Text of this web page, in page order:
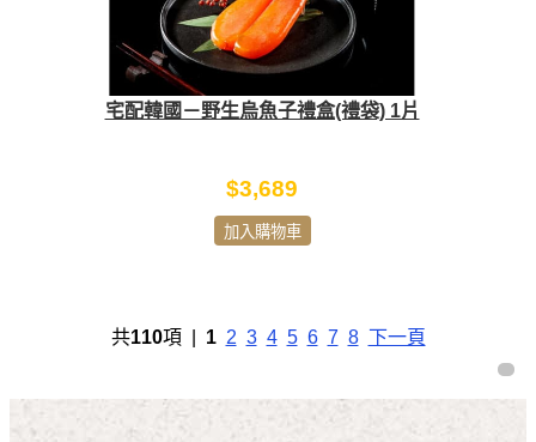
宅配韓國－野生烏魚子禮盒(禮袋) 1片
$3,689
加入購物車
共110項 | 1 2 3 4 5 6 7 8 下一頁